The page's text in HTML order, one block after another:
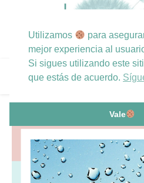
Utilizamos
para
mejor experiencia al
Si sigues utilizando este
que estás de acuerdo.
Vale